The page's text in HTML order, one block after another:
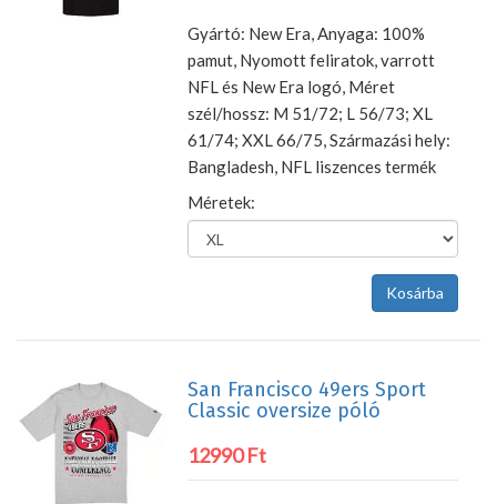
Gyártó: New Era, Anyaga: 100%
pamut, Nyomott feliratok, varrott
NFL és New Era logó, Méret
szél/hossz: M 51/72; L 56/73; XL
61/74; XXL 66/75, Származási hely:
Bangladesh, NFL liszences termék
Méretek:
San Francisco 49ers Sport
Classic oversize póló
12990 Ft